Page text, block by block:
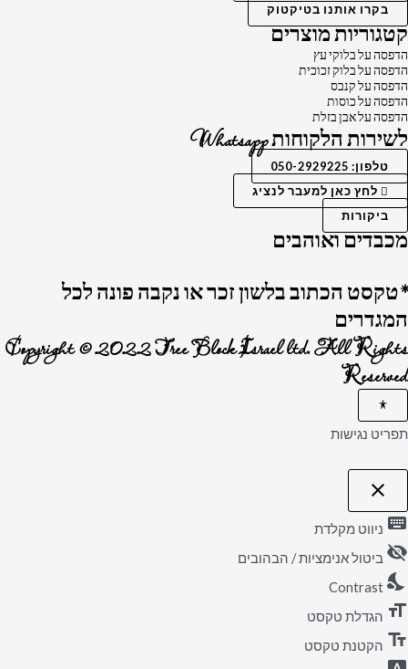
בקרו אותנו בטיקטוק
קטגוריות מוצרים
הדפסה על בלוקי עץ
הדפסה על בלוק זכוכית
הדפסה על קנבס
הדפסה על כוסות
הדפסה על אבן בזלת
לשירות הלקוחות Whatsapp
טלפון: 050-2929225
לחץ כאן למעבר לנציג
ביקורות
מכבדים ואוהבים
*טקסט הכתוב בלשון זכר או נקבה פונה לכל
המגדרים
Copyright © 2022 Tree Block Israel ltd. All Rights
Reserved
תפריט נגישות
close
פתיחה וסגירה של תפריט הנגישות
keyboard ניווט מקלדת
visibility_off ביטול אנימציות / הבהובים
nights_stay
Contrast
format_size הגדלת טקסט
text_fields הקטנת טקסט